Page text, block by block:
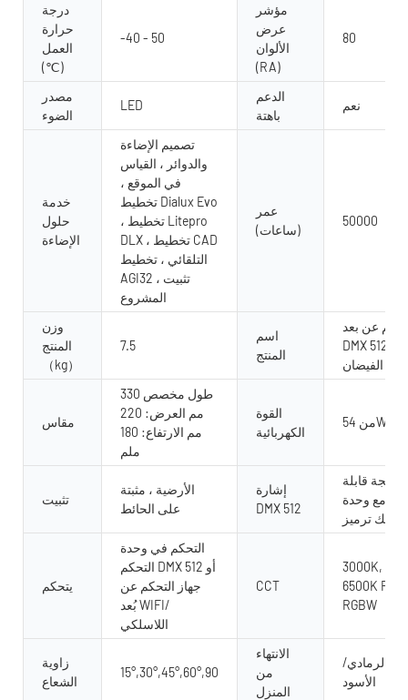
درجة
حرارة
العمل
(℃)
-40 - 50
مؤشر
عرض
الألوان
(RA)
80
مصدر
الضوء
LED
الدعم
باهتة
نعم
خدمة
حلول
الإضاءة
تصميم الإضاءة
والدوائر ، القياس
في الموقع ،
تخطيط Dialux Evo
، تخطيط Litepro
DLX ، تخطيط CAD
التلقائي ، تخطيط
AGI32 ، تثبيت
المشروع
عمر
(ساعات)
50000
وزن
المنتج
（kg）
7.5
اسم
المنتج
عن بعد
DMX 512 ضوء
الفيضان
مقاس
طول مخصص 330
مم العرض: 220
مم الارتفاع: 180
ملم
القوة
الكهربائية
تثبيت
الأرضية ، مثبتة
على الحائط
إشارة
DMX 512
قابلة
مع وحدة
يتحكم
التحكم في وحدة
التحكم DMX 512 أو
جهاز التحكم عن
بُعد WIFI/
اللاسلكي
CCT
3000K,
6500K RGB
RGBW
زاوية
الشعاع
15°,30°,45°,60°,90
الانتهاء
من
المنزل
الرمادي/
الأسود